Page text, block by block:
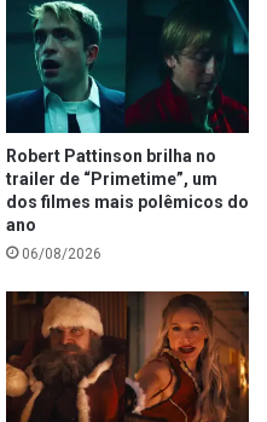
Robert Pattinson brilha no
trailer de “Primetime”, um
dos filmes mais polêmicos do
ano
06/08/2026